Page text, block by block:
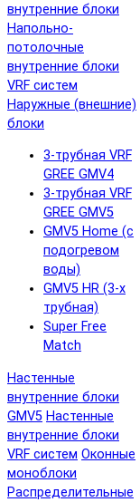
внутренние блоки
Напольно-
потолочные
внутренние блоки
VRF систем
Наружные (внешние)
блоки
3-трубная VRF
GREE GMV4
3-трубная VRF
GREE GMV5
GMV5 Home (с
подогревом
воды)
GMV5 HR (3-х
трубная)
Super Free
Match
Настенные
внутренние блоки
GMV5 Настенные
внутренние блоки
VRF систем Оконные
моноблоки
Распределительные